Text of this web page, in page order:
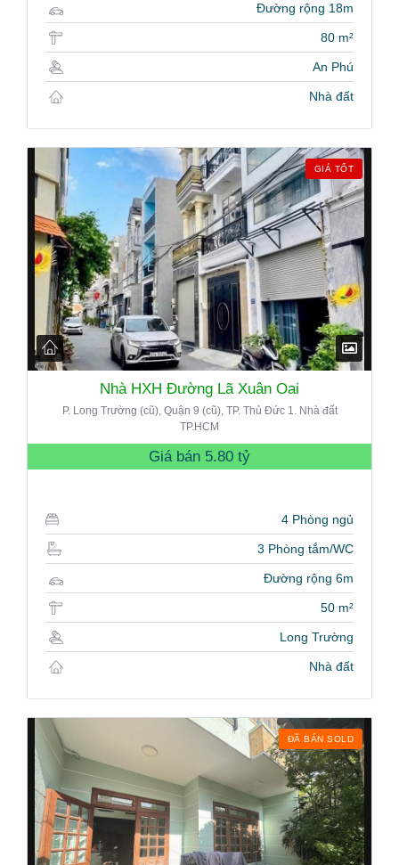
Đường rộng 18m
80 m²
An Phú
Nhà đất
GIÁ TỐT
Nhà HXH Đường Lã Xuân Oai
P. Long Trường (cũ), Quận 9 (cũ), TP. Thủ Đức 1. Nhà đất
TP.HCM
Giá bán 5.80 tỷ
4 Phòng ngủ
3 Phòng tắm/WC
Đường rộng 6m
50 m²
Long Trường
Nhà đất
ĐÃ BÁN SOLD